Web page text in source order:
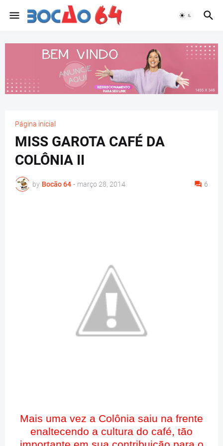
Página inicial
MISS GAROTA CAFÉ DA
COLÔNIA II
by Bocão 64 - março 28, 2014 6
Mais uma vez a Colônia saiu na frente
enaltecendo a cultura do café, tão